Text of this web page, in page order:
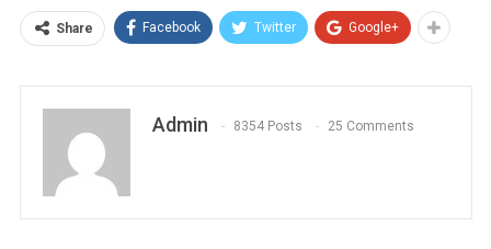
Share Facebook Twitter Google+
Admin 8354 Posts 25 Comments